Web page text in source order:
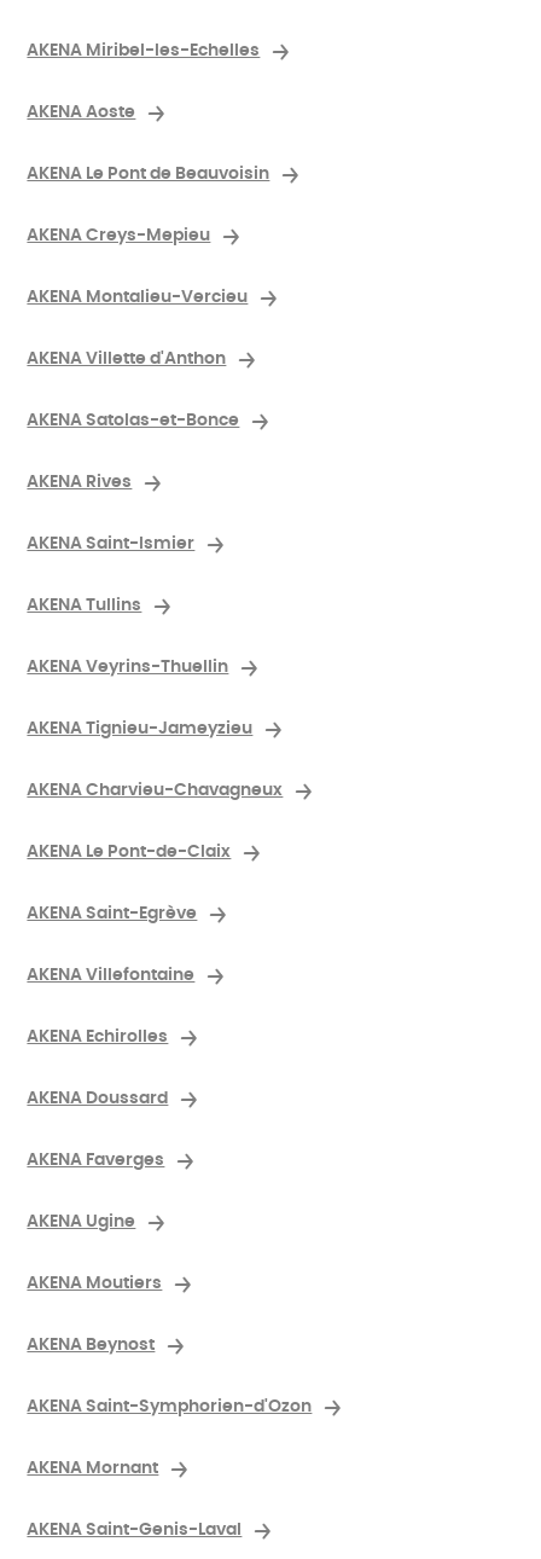
AKENA Miribel-les-Echelles
AKENA Aoste
AKENA Le Pont de Beauvoisin
AKENA Creys-Mepieu
AKENA Montalieu-Vercieu
AKENA Villette d'Anthon
AKENA Satolas-et-Bonce
AKENA Rives
AKENA Saint-Ismier
AKENA Tullins
AKENA Veyrins-Thuellin
AKENA Tignieu-Jameyzieu
AKENA Charvieu-Chavagneux
AKENA Le Pont-de-Claix
AKENA Saint-Egrève
AKENA Villefontaine
AKENA Echirolles
AKENA Doussard
AKENA Faverges
AKENA Ugine
AKENA Moutiers
AKENA Beynost
AKENA Saint-Symphorien-d'Ozon
AKENA Mornant
AKENA Saint-Genis-Laval